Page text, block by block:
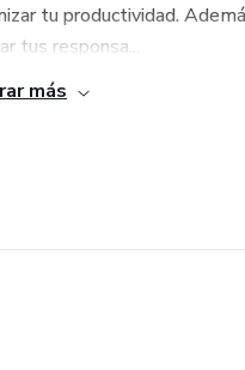
tu productividad.
tus responsa...
más